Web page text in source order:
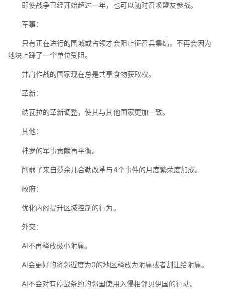
即使战争已经开始超过一年，也可以随时召唤盟友参战。
军事：
只有正在进行的围城或占领才会阻止征召兵集结，不再会因为
地块上踩了一个单位受阻。
并肩作战的国家现在总是共享食物获取权。
革新：
纳瓦拉的革新调整，使其与其他国家更加一致。
其他：
神罗的军事贡献再平衡。
削弱了来自莎余儿合勒改革与4个事件的月度繁荣度加成。
政府：
优化内阁提升区域控制的行为。
外交：
AI不再释放极小附庸。
AI会更好的将邻近度为0的地区释放为附庸或者割让给附庸。
AI不会对有停战条约的邻国使用入侵相邻贝伊国的行动。